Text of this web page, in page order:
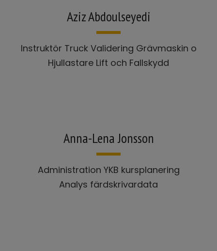
Aziz Abdoulseyedi
Instruktör Truck Validering Grävmaskin o
Hjullastare Lift och Fallskydd
Anna-Lena Jonsson
Administration YKB kursplanering
Analys färdskrivardata